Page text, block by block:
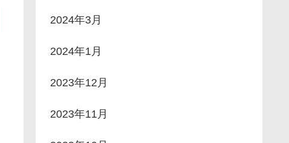
2024年3月
2024年1月
2023年12月
2023年11月